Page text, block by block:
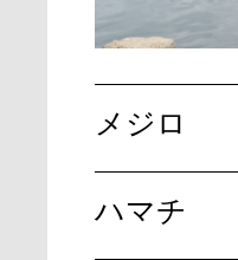
メジロ
ハマチ